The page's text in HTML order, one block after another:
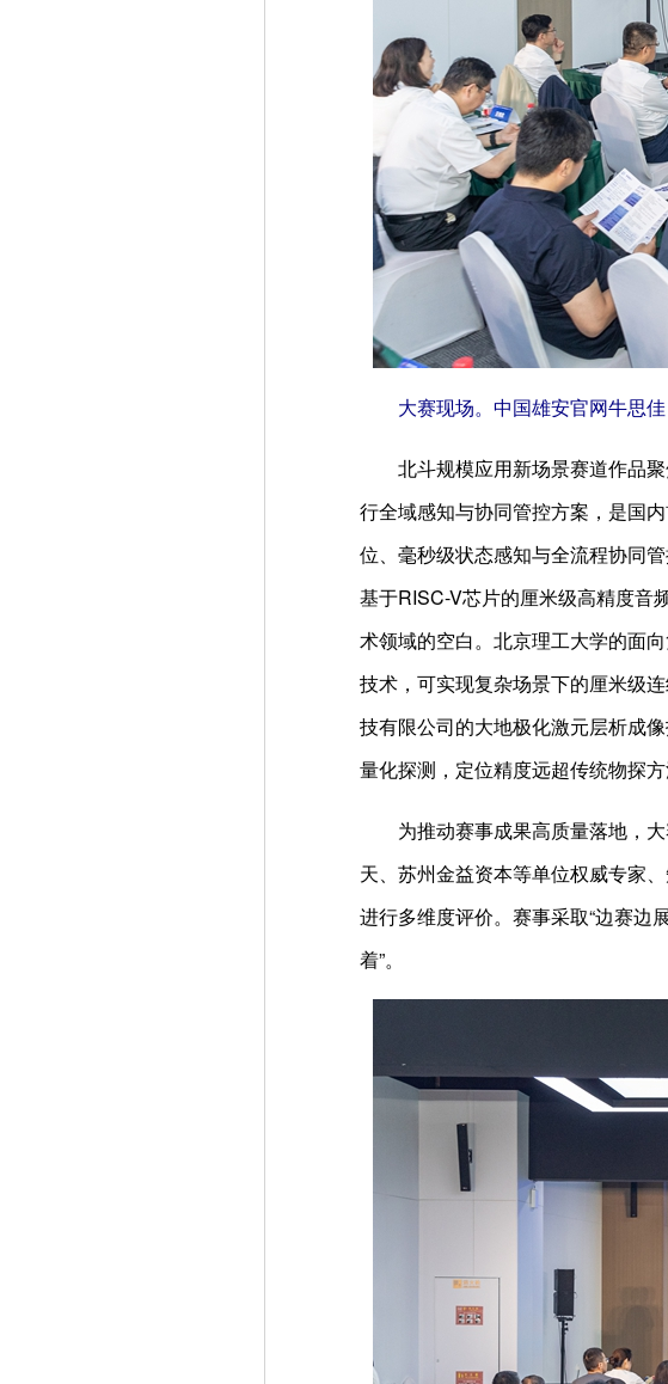
大赛现场。中国雄安官网牛思
北斗规模应用新场景赛道作品
行全域感知与协同管控方案，是国
位、毫秒级状态感知与全流程协同
基于RISC-V芯片的厘米级高精度音
术领域的空白。北京理工大学的面
技术，可实现复杂场景下的厘米级
技有限公司的大地极化激元层析成
量化探测，定位精度远超传统物探
为推动赛事成果高质量落地，
天、苏州金益资本等单位权威专家
进行多维度评价。赛事采取“边赛边
着”。